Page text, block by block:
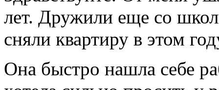
лет. Дружили еще со
сняли квартиру в этом
Она быстро нашла себе